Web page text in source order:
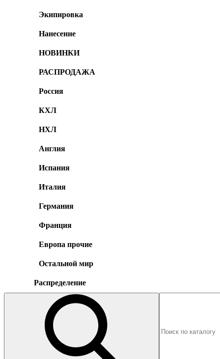
Экипировка
Нанесение
НОВИНКИ
РАСПРОДАЖА
Россия
КХЛ
НХЛ
Англия
Испания
Италия
Германия
Франция
Европа прочие
Остальной мир
Распределение